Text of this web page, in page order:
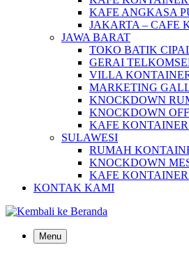
KAFE ANGKASA
JAKARTA – CAFE
JAWA BARAT
TOKO BATIK
GERAI
VILLA
MARKETING
KNOCKDOWN
KNOCKDOWN
KAFE
SULAWESI
RUMAH
KNOCKDOWN
KAFE
KONTAK KAMI
Menu